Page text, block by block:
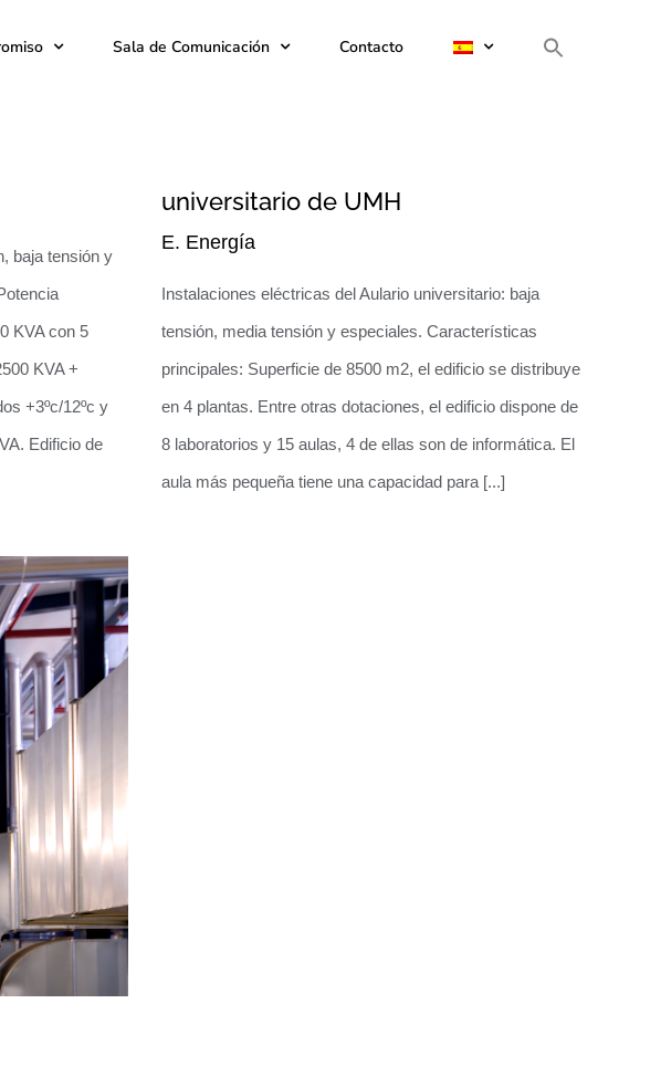
Sala de Comunicación Contacto
de
baja tensión y
KVA con 5
KVA +
+3ºc/12ºc y
Edificio de
universitario de UMH
E. Energía
Instalaciones eléctricas del Aulario universitario: baja
tensión, media tensión y especiales. Características
principales: Superficie de 8500 m2, el edificio se distribuye
en 4 plantas. Entre otras dotaciones, el edificio dispone de
8 laboratorios y 15 aulas, 4 de ellas son de informática. El
aula más pequeña tiene una capacidad para [...]